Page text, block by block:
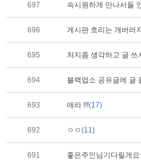
697 속시원하게 만나서들
696 게시판 흐리는 개버러
695 처지좀 생각하고 글 쓰
694 블랙업소 공유글에 글
693 애라 !!!(17)
692 ㅇㅇ(11)
691 좋은주인님기다릴게